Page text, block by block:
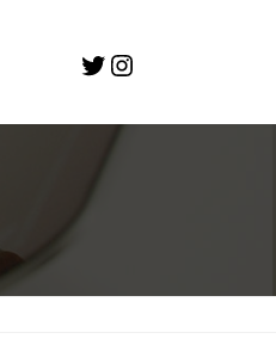
Twitter
Instagram